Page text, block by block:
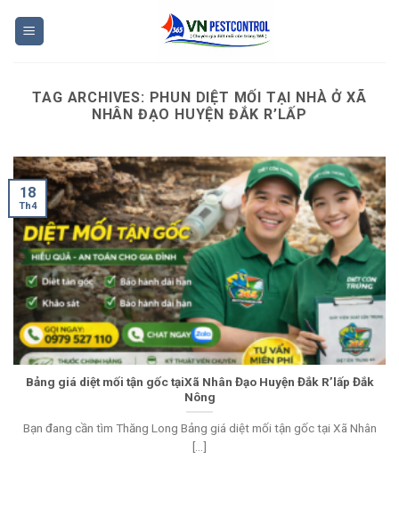
TAG ARCHIVES: PHUN DIỆT MỐI TẠI NHÀ Ở XÃ
NHÂN ĐẠO HUYỆN ĐẮK R’LẤP
Bảng giá diệt mối tận gốc tạiXã Nhân Đạo Huyện Đắk R’lấp Đắk
Nông
Bạn đang cần tìm Thăng Long Bảng giá diệt mối tận gốc tại Xã Nhân
[...]
18
Th4